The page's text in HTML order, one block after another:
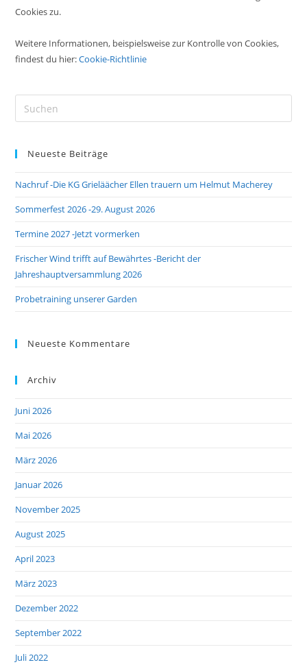
Cookies zu.
Weitere Informationen, beispielsweise zur Kontrolle von Cookies,
findest du hier:Cookie-Richtlinie
Neueste Beiträge
Nachruf -Die KG Grieläächer Ellen trauern um Helmut Macherey
Sommerfest 2026 -29. August 2026
Termine 2027 -Jetzt vormerken
Frischer Wind trifft auf Bewährtes -Bericht der
Jahreshauptversammlung 2026
Probetraining unserer Garden
Neueste Kommentare
Archiv
Juni 2026
Mai 2026
März 2026
Januar 2026
November 2025
August 2025
April 2023
März 2023
Dezember 2022
September 2022
Juli 2022